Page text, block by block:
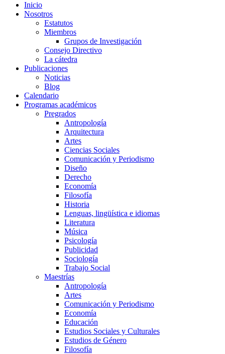
Inicio
Nosotros
Estatutos
Miembros
Grupos de Investigación
Consejo Directivo
La cátedra
Publicaciones
Noticias
Blog
Calendario
Programas académicos
Pregrados
Antropología
Arquitectura
Artes
Ciencias Sociales
Comunicación y Periodismo
Diseño
Derecho
Economía
Filosofía
Historia
Lenguas, lingüística e idiomas
Literatura
Música
Psicología
Publicidad
Sociología
Trabajo Social
Maestrías
Antropología
Artes
Comunicación y Periodismo
Economía
Educación
Estudios Sociales y Culturales
Estudios de Género
Filosofía